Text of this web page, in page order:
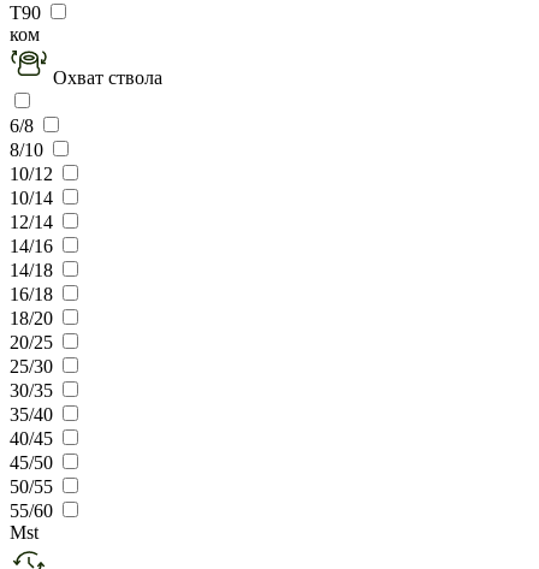
Т90
ком
Охват ствола
6/8
8/10
10/12
10/14
12/14
14/16
14/18
16/18
18/20
20/25
25/30
30/35
35/40
40/45
45/50
50/55
55/60
Mst